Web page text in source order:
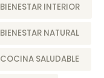
BIENESTAR INTERIOR
BIENESTAR NATURAL
COCINA SALUDABLE